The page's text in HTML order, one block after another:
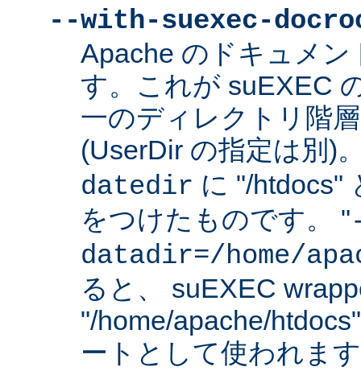
--with-suexec-
Apache のドキュメ
す。これが suEXEC
一のディレクトリ階
(UserDir の指定は別)
datedir に "/htdocs"
をつけたものです。 "
datadir=/home/
ると、 suEXEC
"/home/apache/
ートとして使われま